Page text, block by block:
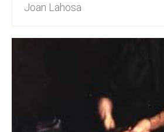
Joan Lahosa